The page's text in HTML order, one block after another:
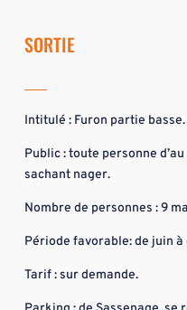
SORTIE
Intitulé : Furon partie basse.
Public : toute personne
sachant nager.
Nombre de personnes : 9
Période favorable: de juin
Tarif : sur demande.